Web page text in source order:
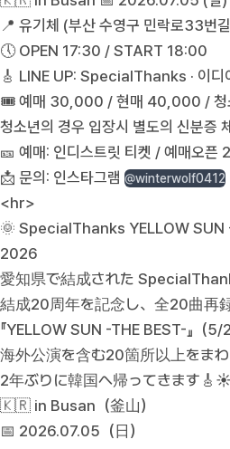
📍 유기체 (부산 수영구 민락로33번
🕔 OPEN 17:30 / START 18:00
🎸 LINE UP: SpecialThanks · 이디
🎟 예매 30,000 / 현매 40,000 / 청
청소년의 경우 입장시 별도의 신분증
🎫 예매: 인디스트릿 티켓 / 예매오픈
📩 문의: 인스타그램 @winterwolf0412
<hr>
🌞 SpecialThanks YELLOW SUN
2026
愛知県で結成された
結成20周年を記念し、全20曲再
『YELLOW SUN -THE BEST-』（
海外公演を含む20箇所以上をまわ
2年ぶりに韓国へ帰ってきます🎸☀️
🇰🇷 in Busan（釜山）
📅 2026.07.05（日）